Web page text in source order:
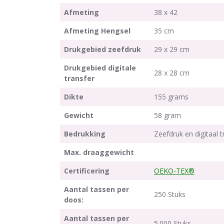
Afmeting
38 x 42
Afmeting Hengsel
35 cm
Drukgebied zeefdruk
29 x 29 cm
Drukgebied digitale
transfer
28 x 28 cm
Dikte
155 grams
Gewicht
58 gram
Bedrukking
Zeefdruk en digitaal
Max. draaggewicht
Certificering
OEKO-TEX®
Aantal tassen per
doos:
250 Stuks
Aantal tassen per